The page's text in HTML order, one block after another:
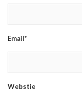
Email*
Webstie